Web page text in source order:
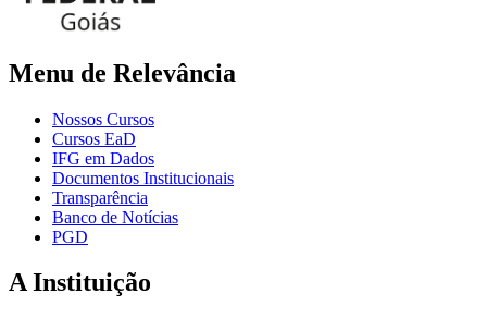
Menu de Relevância
Nossos Cursos
Cursos EaD
IFG em Dados
Documentos Institucionais
Transparência
Banco de Notícias
PGD
A Instituição